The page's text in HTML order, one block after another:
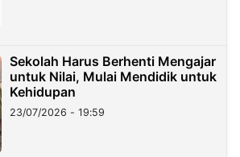
Sekolah Harus Berhenti Mengajar
untuk Nilai, Mulai Mendidik untuk
Kehidupan
23/07/2026 - 19:59